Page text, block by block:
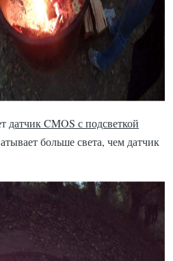
датчик CMOS с подсветкой
больше света, чем датчик